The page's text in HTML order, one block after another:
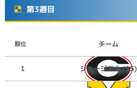
第3週目
順位 チーム
1 ジョージア大 (55)